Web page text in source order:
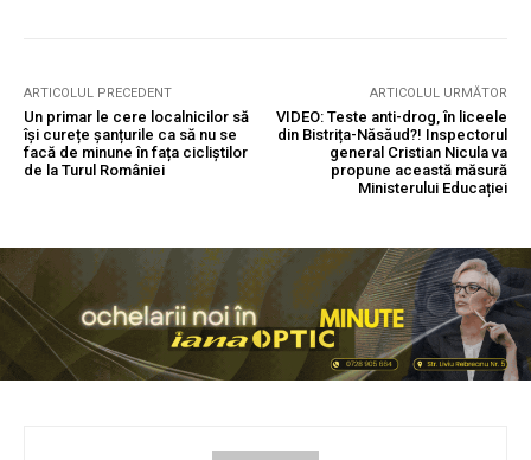
ARTICOLUL PRECEDENT
Un primar le cere localnicilor să
își curețe șanțurile ca să nu se
facă de minune în fața cicliștilor
de la Turul României
ARTICOLUL URMĂTOR
VIDEO: Teste anti-drog, în liceele
din Bistrița-Năsăud?! Inspectorul
general Cristian Nicula va
propune această măsură
Ministerului Educației